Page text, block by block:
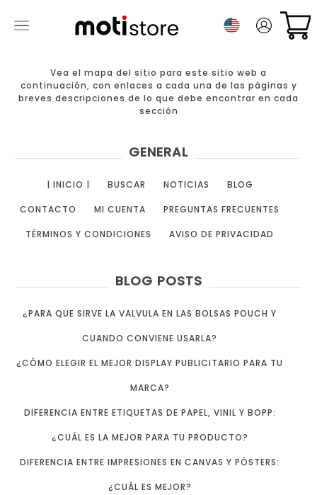
Vea el mapa del sitio para este sitio web a
continuación, con enlaces a cada una de las páginas y
breves descripciones de lo que debe encontrar en cada
sección
GENERAL
| INICIO | BUSCAR NOTICIAS BLOG
CONTACTO MI CUENTA PREGUNTAS FRECUENTES
TÉRMINOS Y CONDICIONES AVISO DE PRIVACIDAD
BLOG POSTS
¿PARA QUE SIRVE LA VALVULA EN LAS BOLSAS POUCH Y
CUANDO CONVIENE USARLA?
¿CÓMO ELEGIR EL MEJOR DISPLAY PUBLICITARIO PARA TU
MARCA?
DIFERENCIA ENTRE ETIQUETAS DE PAPEL, VINIL Y BOPP:
¿CUÁL ES LA MEJOR PARA TU PRODUCTO?
DIFERENCIA ENTRE IMPRESIONES EN CANVAS Y PÓSTERS:
¿CUÁL ES MEJOR?